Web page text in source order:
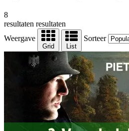
8
resultaten resultaten
Weergave
Grid List
Sorteer